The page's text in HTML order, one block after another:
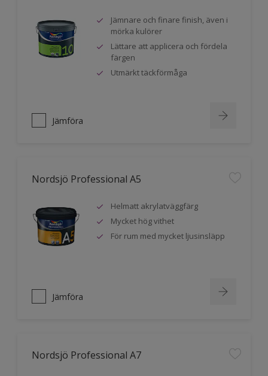
Jämnare och finare finish, även i
mörka kulörer
Lättare att applicera och fördela
färgen
Utmärkt täckförmåga
Jämföra
Nordsjö Professional A5
Helmatt akrylatväggfärg
Mycket hög vithet
För rum med mycket ljusinsläpp
Jämföra
Nordsjö Professional A7